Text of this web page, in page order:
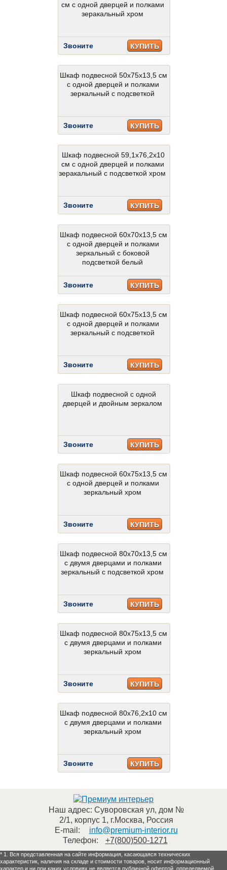
см с одной дверцей и полками
зеракальный хром
Звоните КУПИТЬ
Шкаф подвесной 50x75x13,5 см
с одной дверцей и полками
зеркальный с подсветкой
Звоните КУПИТЬ
Шкаф подвесной 59,1х76,2х10
см с одной дверцей и полками
зеракальный с подсветкой хром
Звоните КУПИТЬ
Шкаф подвесной 60x70x13,5 см
с одной дверцей и полками
зеркальный c боковой
подсветкой белый
Звоните КУПИТЬ
Шкаф подвесной 60x75x13,5 см
с одной дверцей и полками
зеркальный c подсветкой
Звоните КУПИТЬ
Шкаф подвесной с одной
дверцей и двойным зеркалом
Звоните КУПИТЬ
Шкаф подвесной 60x75x13,5 см
с одной дверцей и полками
зеркальный хром
Звоните КУПИТЬ
Шкаф подвесной 80x70x13,5 см
с двумя дверцами и полками
зеркальный с подсветкой хром
Звоните КУПИТЬ
Шкаф подвесной 80x75x13,5 см
с двумя дверцами и полками
зеркальный хром
Звоните КУПИТЬ
Шкаф подвесной 80x76,2x10 см
с двумя дверцами и полками
зеркальный хром
Звоните КУПИТЬ
Наш адрес: Суворовская ул, дом №
2/1, корпус 1, г.Москва, Россия
E-mail:
info@premium-interior.ru
Телефон:
+7(800)500-1271
* 1. Вся представленная на сайте информация, касающаяся технических
характеристик, наличия на складе и стоимости товаров, носит информационный
характер и ни при каких условиях не является публичной офертой, определяемой